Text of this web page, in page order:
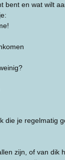
bent en wat wilt
die je regelmatig
zijn, of van dik